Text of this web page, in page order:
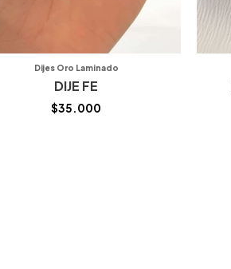
Dijes Oro Laminado
DIJE FE
$35.000